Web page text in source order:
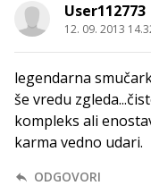
User112773
12. 09. 2013
legendarna
še vredu
kompleks ali
karma vedno udari.
ODGOVORI